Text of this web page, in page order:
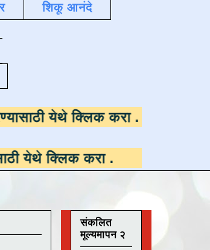
शिकू आनंदे
करण्यासाठी येथे क्लिक करा
करा.
संकलित
मूल्यमापन २